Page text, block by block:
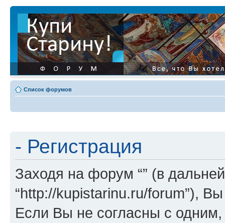
Список форумов
- Регистрация
Заходя на форум “” (в
“http://kupistarinu.ru/forum”),
Если Вы не согласны с